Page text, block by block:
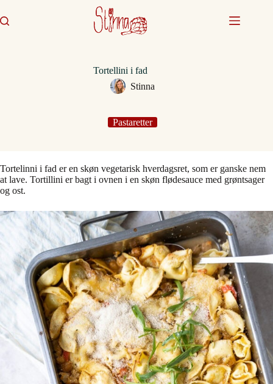
til
indhold
Tortellini i fad
Stinna
Pastaretter
Tortelinni i fad er en skøn vegetarisk hverdagsret, som er ganske nem
at lave. Tortillini er bagt i ovnen i en skøn flødesauce med grøntsager
og ost.